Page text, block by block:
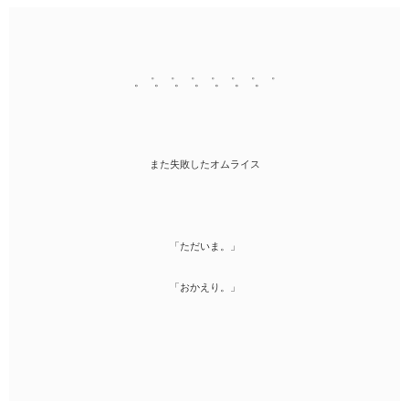
。゜。゜。゜。゜。゜。゜。゜
また失敗したオムライス
「ただいま。」
「おかえり。」